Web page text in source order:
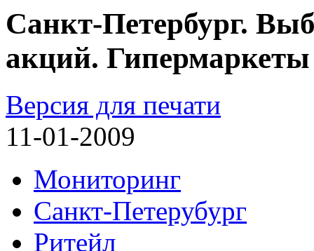
Санкт-Петербург.
акций.
Версия для печати
11-01-2009
Мониторинг
Санкт-Петерубург
Ритейл